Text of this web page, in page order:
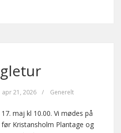
apr 21, 2026 / Generelt
maj kl 10.00. Vi mødes på
Kristansholm Plantage og